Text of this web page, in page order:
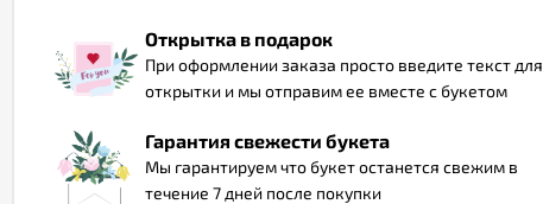
Открытка в подарок
При оформлении заказа просто введите текст для
открытки и мы отправим ее вместе с букетом
Гарантия свежести букета
Мы гарантируем что букет останется свежим в
течение 7 дней после покупки